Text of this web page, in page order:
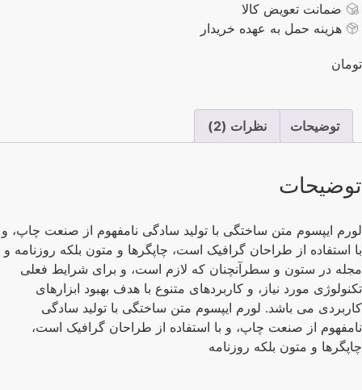
ضمانت تعویض کالا
هزینه حمل به عهده خریدار
توضیحات نظرات (2)
ایپسوم متن ساختگی با تولید سادگی نامفهوم از صنعت چاپ، و
استفاده از طراحان گرافیک است، چاپگرها و متون بلکه روزنامه و
در ستون و سطرآنچنان که لازم است، و برای شرایط فعلی
مورد نیاز، و کاربردهای متنوع با هدف بهبود ابزارهای
می باشد. لورم ایپسوم متن ساختگی با تولید سادگی
از صنعت چاپ، و با استفاده از طراحان گرافیک است،
و متون بلکه روزنامه